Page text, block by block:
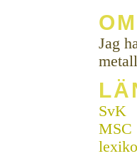
Jag
SvK
MSC